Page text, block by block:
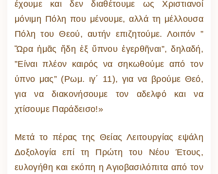
έχουμε και δεν διαθέτουμε ως Χριστιανοί
μόνιμη Πόλη που μένουμε, αλλά τη μέλλουσα
Πόλη του Θεού, αυτήν επιζητούμε. Λοιπόν ”
Ὥρα ἡμᾶς ἤδη ἐξ ὕπνου ἐγερθῆναι”, δηλαδή,
”Είναι πλέον καιρός να σηκωθούμε από τον
ύπνο μας” (Ρωμ. ιγ΄ 11), για να βρούμε Θεό,
για να διακονήσουμε τον αδελφό και να
χτίσουμε Παράδεισο!»
Μετά το πέρας της Θείας Λειτουργίας εψάλη
Δοξολογία επί τη Πρώτη του Νέου Έτους,
ευλογήθη και εκόπη η Αγιοβασιλόπιτα από τον